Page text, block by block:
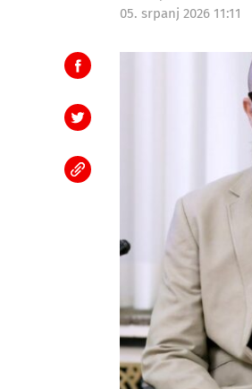
05. srpanj 2026 11:11